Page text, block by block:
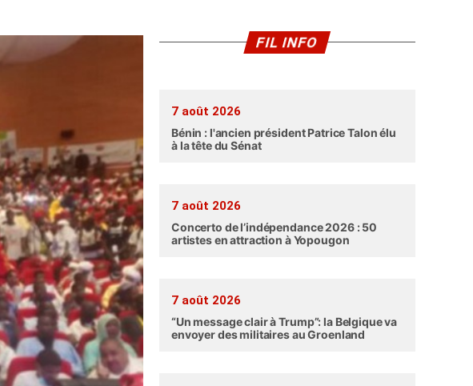
FIL INFO
7 août 2026
Bénin : l'ancien président Patrice Talon élu
à la tête du Sénat
7 août 2026
Concerto de l’indépendance 2026 : 50
artistes en attraction à Yopougon
7 août 2026
“Un message clair à Trump”: la Belgique va
envoyer des militaires au Groenland